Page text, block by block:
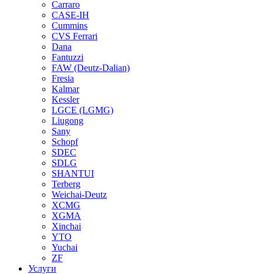
Carraro
CASE-IH
Cummins
CVS Ferrari
Dana
Fantuzzi
FAW (Deutz-Dalian)
Fresia
Kalmar
Kessler
LGCE (LGMG)
Liugong
Sany
Schopf
SDEC
SDLG
SHANTUI
Terberg
Weichai-Deutz
XCMG
XGMA
Xinchai
YTO
Yuchai
ZF
Услуги